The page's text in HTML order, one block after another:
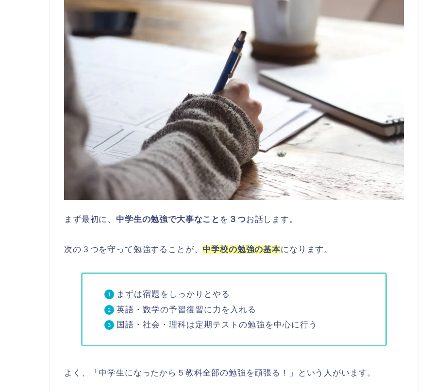
まず最初に、 中学生の勉強で大事なこと を ３つお話します。
次の３つを守って勉強することが、 中学校の勉強の基本になります。
まずは宿題をしっかりとやる
英語・数学の予習復習に力を入れる
国語・社会・理科は定期テストの勉強を中心に行う
よく、「中学生になったから５教科全部の勉強を頑張る！」という人がいます。